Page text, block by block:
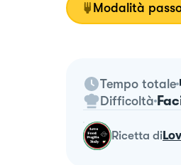
Modalità
Tempo totale
Difficoltà
ricetta di